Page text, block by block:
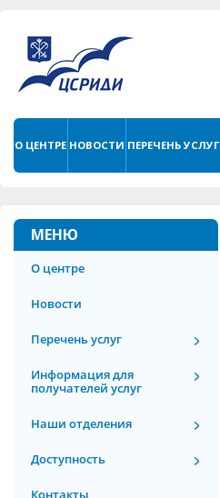
О ЦЕНТРЕ НОВОСТИ ПЕРЕЧЕНЬ УСЛУГ
МЕНЮ
О центре
Новости
Перечень услуг
Информация для
получателей услуг
Наши отделения
Доступность
Контакты